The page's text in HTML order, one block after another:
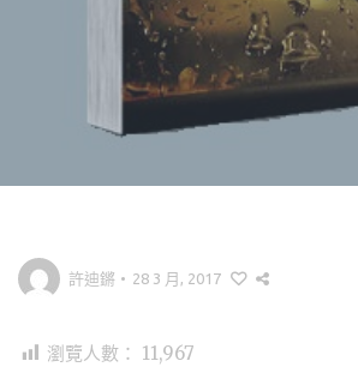
許迪鏘 • 28 3 月, 2017
瀏覽人數： 11,967